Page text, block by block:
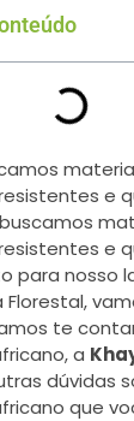
e
e
para nosso
Florestal,
te
a
dúvidas
que